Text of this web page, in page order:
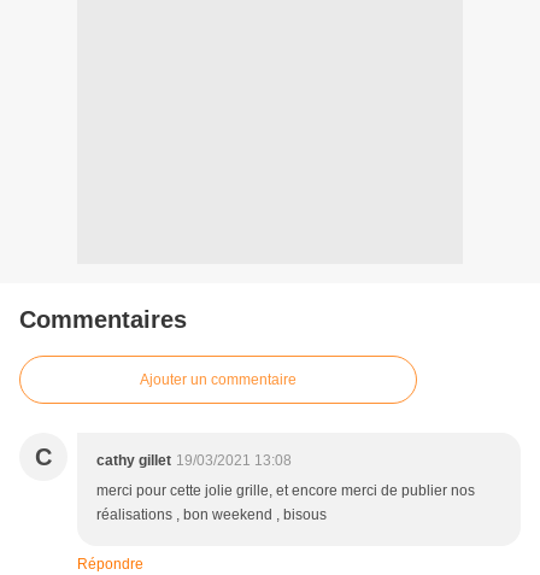
Commentaires
Ajouter un commentaire
C cathy gillet 19/03/2021 13:08
merci pour cette jolie grille, et encore merci de publier nos
réalisations , bon weekend , bisous
Répondre